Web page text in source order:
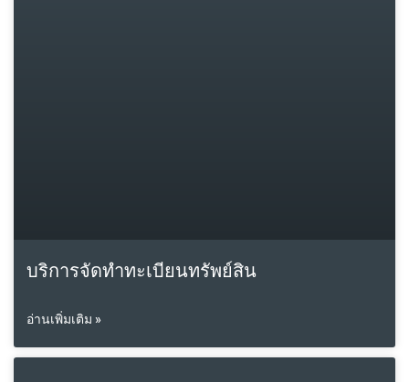
บริการจัดทำทะเบียนทรัพย์สิน
อ่านเพิ่มเติม »